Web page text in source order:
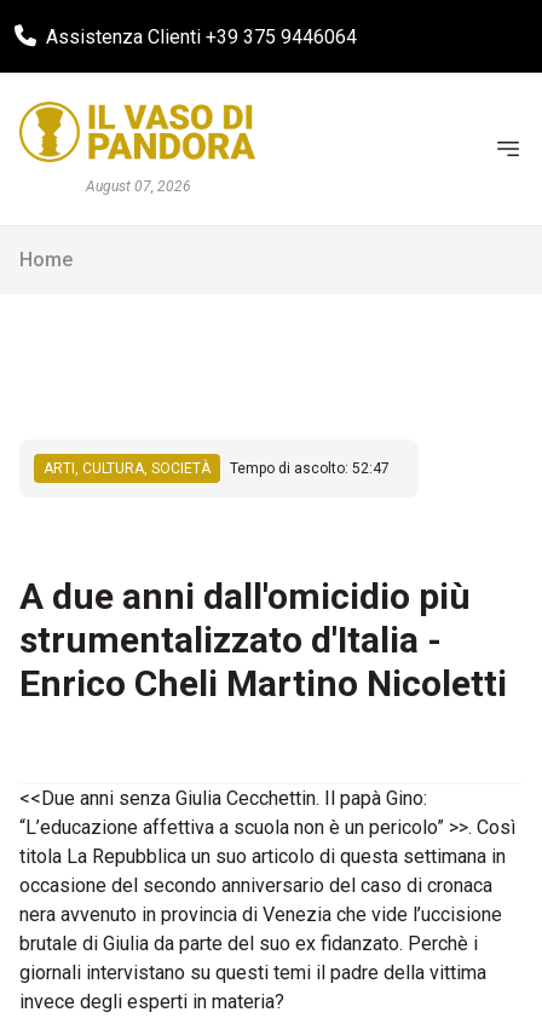
Assistenza Clienti +39 375 9446064
August 07, 2026
Home
ARTI, CULTURA, SOCIETÀ Tempo di ascolto: 52:47
A due anni dall'omicidio più
strumentalizzato d'Italia -
Enrico Cheli Martino Nicoletti
<<Due anni senza Giulia Cecchettin. Il papà Gino:
“L’educazione affettiva a scuola non è un pericolo” >>. Così
titola La Repubblica un suo articolo di questa settimana in
occasione del secondo anniversario del caso di cronaca
nera avvenuto in provincia di Venezia che vide l’uccisione
brutale di Giulia da parte del suo ex fidanzato. Perchè i
giornali intervistano su questi temi il padre della vittima
invece degli esperti in materia?